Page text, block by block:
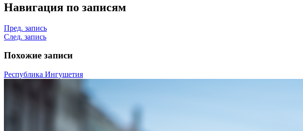
Навигация по записям
Пред. запись
След. запись
Похожие записи
Республика Ингушетия